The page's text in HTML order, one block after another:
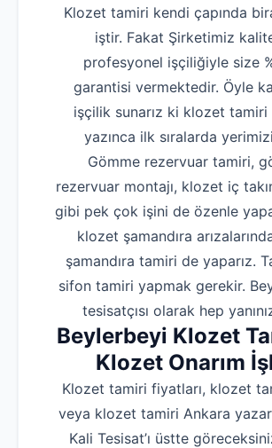
Klozet tamiri kendi çapında
iştir. Fakat Şirketimiz
profesyonel işçiliğiyle size
garantisi vermektedir. Öyle
işçilik sunarız ki klozet tamiri
yazınca ilk sıralarda yerimizi
Gömme rezervuar tamiri,
rezervuar montajı, klozet iç
gibi pek çok işini de özenle
klozet şamandıra
şamandıra tamiri de yaparız.
sifon tamiri yapmak gerekir.
tesisatçısı olarak hep
Beylerbeyi Klozet
Klozet Onarım
Klozet tamiri fiyatları, klozet
veya klozet tamiri Ankara
Kali Tesisat’ı üstte